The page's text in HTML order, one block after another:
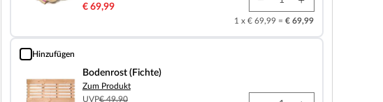
€ 69,99
1 x € 69,99 = € 69,99
Hinzufügen
Bodenrost (Fichte)
Bodenrost (Fichte)
Zum Produkt
UVP€ 49,90